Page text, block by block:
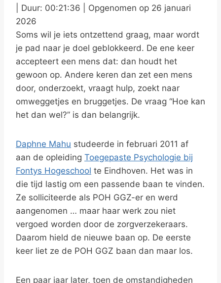
y
E
p
i
s
o
d
e
RSS FEED
DELEN
EMBED
Duur: 00:21:36
Opgenomen op 26 januari
2026
Soms wil je iets ontzettend graag, maar wordt
je pad naar je doel geblokkeerd. De ene keer
accepteert een mens dat: dan houdt het
gewoon op. Andere keren dan zet een mens
door, onderzoekt, vraagt hulp, zoekt naar
omweggetjes en bruggetjes. De vraag “Hoe kan
het dan wel?” is dan belangrijk.
Daphne Mahu studeerde in februari 2011 af
aan de opleiding Toegepaste Psychologie bij
Fontys Hogeschool te Eindhoven. Het was in
die tijd lastig om een passende baan te vinden.
Ze solliciteerde als POH GGZ-er en werd
aangenomen … maar haar werk zou niet
vergoed worden door de zorgverzekeraars.
Daarom hield de nieuwe baan op. De eerste
keer liet ze de POH GGZ baan dan maar los.
Een paar jaar later, toen de omstandigheden